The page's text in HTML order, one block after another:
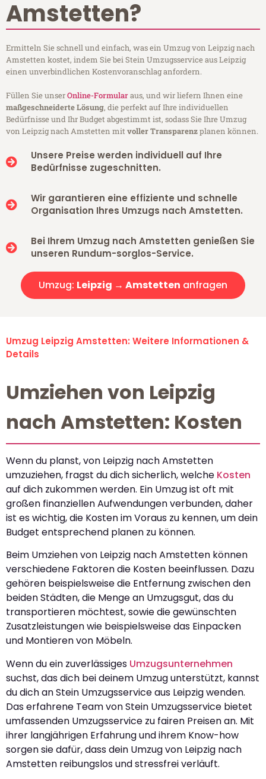
Amstetten?
Ermitteln Sie schnell und einfach, was ein Umzug von Leipzig nach
Amstetten kostet, indem Sie bei Stein Umzugsservice aus Leipzig
einen unverbindlichen Kostenvoranschlag anfordern.
Füllen Sie unserOnline-Formularaus, und wir liefern Ihnen eine
maßgeschneiderte Lösung, die perfekt auf Ihre individuellen
Bedürfnisse und Ihr Budget abgestimmt ist, sodass Sie Ihre Umzug
von Leipzig nach Amstetten mitvoller Transparenzplanen können.
Unsere Preise werden individuell auf Ihre
Bedürfnisse zugeschnitten.
Wir garantieren eine effiziente und schnelle
Organisation Ihres Umzugs nach Amstetten.
Bei Ihrem Umzug nach Amstetten genießen Sie
unseren Rundum-sorglos-Service.
Umzug: Leipzig → Amstetten anfragen
Umzug Leipzig Amstetten: Weitere Informationen &
Details
Umziehen von Leipzig
nach Amstetten: Kosten
Wenn du planst, von Leipzig nach Amstetten
umzuziehen, fragst du dich sicherlich, welche Kosten
auf dich zukommen werden. Ein Umzug ist oft mit
großen finanziellen Aufwendungen verbunden, daher
ist es wichtig, die Kosten im Voraus zu kennen, um dein
Budget entsprechend planen zu können.
Beim Umziehen von Leipzig nach Amstetten können
verschiedene Faktoren die Kosten beeinflussen. Dazu
gehören beispielsweise die Entfernung zwischen den
beiden Städten, die Menge an Umzugsgut, das du
transportieren möchtest, sowie die gewünschten
Zusatzleistungen wie beispielsweise das Einpacken
und Montieren von Möbeln.
Wenn du ein zuverlässiges Umzugsunternehmen
suchst, das dich bei deinem Umzug unterstützt, kannst
du dich an Stein Umzugsservice aus Leipzig wenden.
Das erfahrene Team von Stein Umzugsservice bietet
umfassenden Umzugsservice zu fairen Preisen an. Mit
ihrer langjährigen Erfahrung und ihrem Know-how
sorgen sie dafür, dass dein Umzug von Leipzig nach
Amstetten reibungslos und stressfrei verläuft.